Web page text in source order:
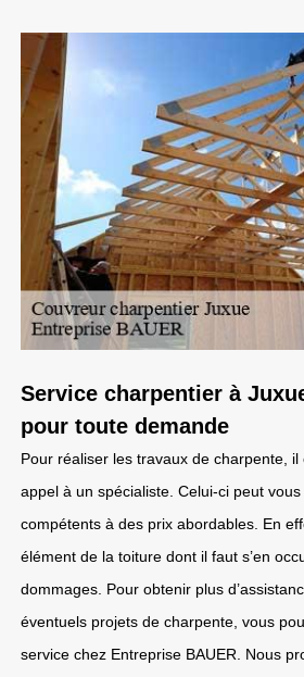
Service charpentier à
pour toute demande
Pour réaliser les travaux de charpente,
appel à un spécialiste. Celui-ci peut
compétents à des prix abordables. En
élément de la toiture dont il faut s’en
dommages. Pour obtenir plus
éventuels projets de charpente, vous
service chez Entreprise BAUER. Nous